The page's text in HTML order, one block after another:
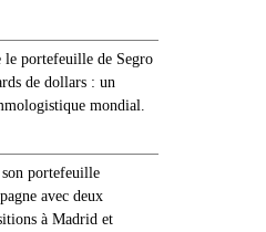
le portefeuille de Segro
de dollars : un
mondial.
portefeuille
avec deux
à Madrid et